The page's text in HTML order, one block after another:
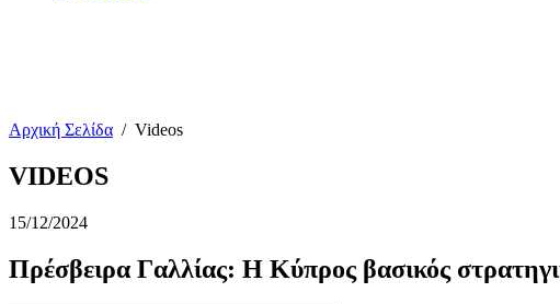
Αρχική Σελίδα / Videos
VIDEOS
15/12/2024
Πρέσβειρα Γαλλίας: Η Κύπρος βασικός